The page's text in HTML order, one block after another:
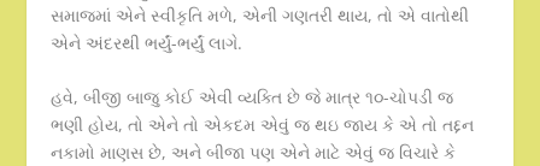
સમાજમાં એને સ્વીકૃતિ મળે, એની ગણતરી થાય, તો એ વાતોથી
એને અંદરથી ભર્યું-ભર્યું લાગે.
હવે, બીજી બાજુ કોઈ એવી વ્યક્તિ છે જે માત્ર ૧૦-ચોપડી જ
ભણી હોય, તો એને તો એકદમ એવું જ થઇ જાય કે એ તો તદ્દન
નકામો માણસ છે, અને બીજા પણ એને માટે એવું જ વિચારે કે